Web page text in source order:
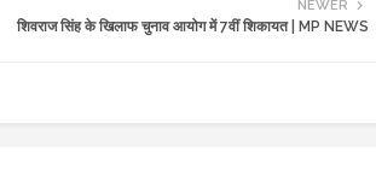
NEWER
शिवराज सिंह के खिलाफ चुनाव आयोग में 7वीं शिकायत | MP NEWS